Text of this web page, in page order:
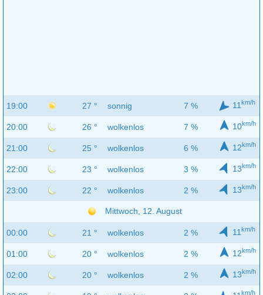
19:00 27 ° sonnig 7 % 11 km/h
20:00 26 ° wolkenlos 7 % 10km/h
21:00 25 ° wolkenlos 6 % 12km/h
22:00 23 ° wolkenlos 3 % 13km/h
23:00 22 ° wolkenlos 2 % 13km/h
Mittwoch, 12. August
00:00 21 ° wolkenlos 2 % 11 km/h
01:00 20 ° wolkenlos 2 % 12km/h
02:00 20 ° wolkenlos 2 % 13km/h
km/h